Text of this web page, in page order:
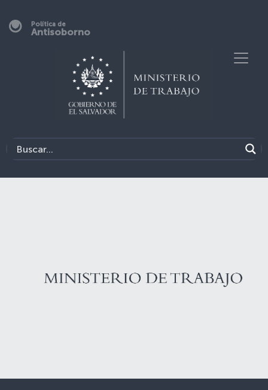
Política de
Antisoborno